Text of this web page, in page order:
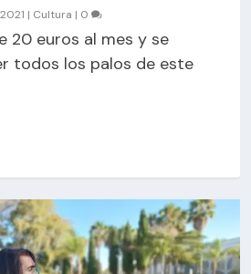
| Cultura | 0
20 euros al mes y se
todos los palos de este